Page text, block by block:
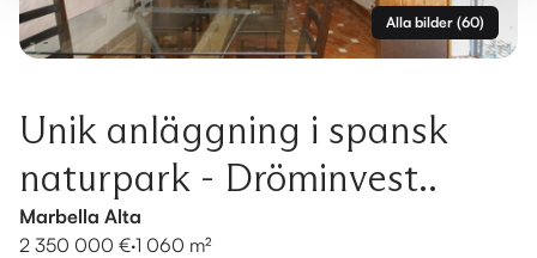
Alla bilder (60)
Unik anläggning i spansk
naturpark - Dröminvest..
Marbella Alta
2 350 000 €·1 060 m²